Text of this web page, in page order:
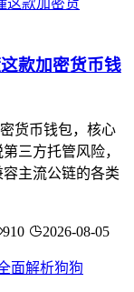
款加密货币钱
货币钱包，核心
三方托管风险，
主流公链的各类
910 2026-08-05